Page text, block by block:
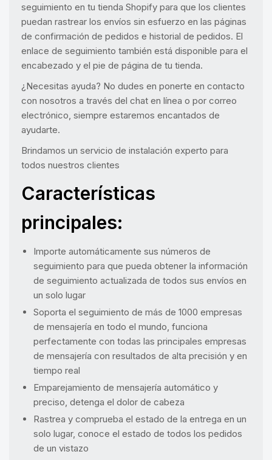
seguimiento en tu tienda Shopify para que los clientes
puedan rastrear los envíos sin esfuerzo en las páginas
de confirmación de pedidos e historial de pedidos. El
enlace de seguimiento también está disponible para el
encabezado y el pie de página de tu tienda.
¿Necesitas ayuda? No dudes en ponerte en contacto
con nosotros a través del chat en línea o por correo
electrónico, siempre estaremos encantados de
ayudarte.
Brindamos un servicio de instalación experto para
todos nuestros clientes
Características
principales:
Importe automáticamente sus números de
seguimiento para que pueda obtener la información
de seguimiento actualizada de todos sus envíos en
un solo lugar
Soporta el seguimiento de más de 1000 empresas
de mensajería en todo el mundo, funciona
perfectamente con todas las principales empresas
de mensajería con resultados de alta precisión y en
tiempo real
Emparejamiento de mensajería automático y
preciso, detenga el dolor de cabeza
Rastrea y comprueba el estado de la entrega en un
solo lugar, conoce el estado de todos los pedidos
de un vistazo